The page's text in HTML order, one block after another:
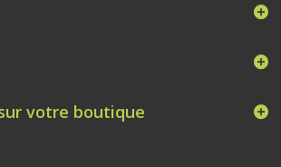
votre boutique